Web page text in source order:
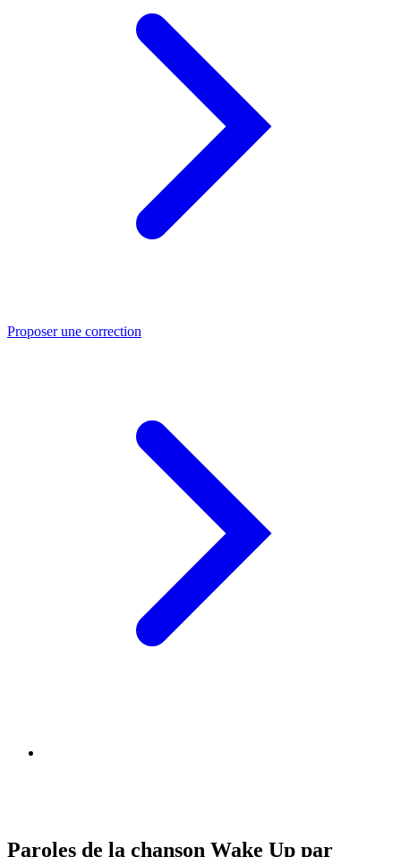
Proposer une correction
Paroles de la chanson Wake Up par